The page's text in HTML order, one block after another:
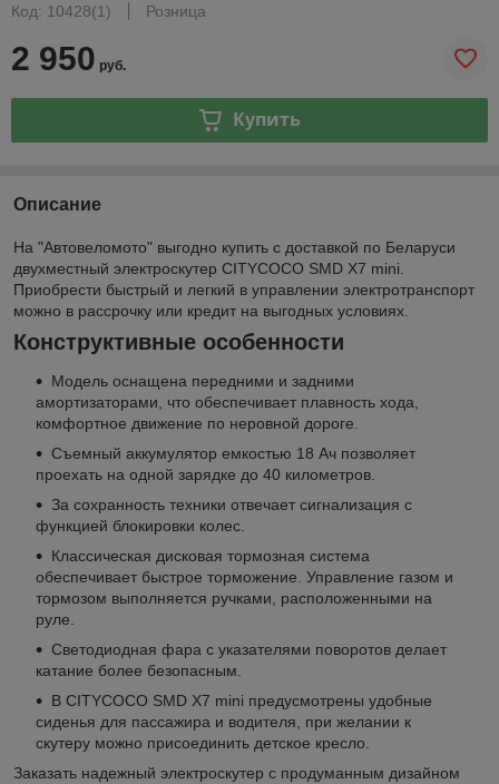
Код: 10428(1)
Розница
2 950 руб.
Купить
Описание
На "Автовеломото" выгодно купить с доставкой по Беларуси
двухместный электроскутер CITYCOCO SMD X7 mini.
Приобрести быстрый и легкий в управлении электротранспорт
можно в рассрочку или кредит на выгодных условиях.
Конструктивные особенности
Модель оснащена передними и задними
амортизаторами, что обеспечивает плавность хода,
комфортное движение по неровной дороге.
Съемный аккумулятор емкостью 18 Ач позволяет
проехать на одной зарядке до 40 километров.
За сохранность техники отвечает сигнализация с
функцией блокировки колес.
Классическая дисковая тормозная система
обеспечивает быстрое торможение. Управление газом и
тормозом выполняется ручками, расположенными на
руле.
Светодиодная фара с указателями поворотов делает
катание более безопасным.
В CITYCOCO SMD X7 mini предусмотрены удобные
сиденья для пассажира и водителя, при желании к
скутеру можно присоединить детское кресло.
Заказать надежный электроскутер с продуманным дизайном